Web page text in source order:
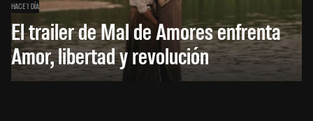
HACE 1 DÍA
El trailer de Mal de Amores enfrenta
Amor, libertad y revolución